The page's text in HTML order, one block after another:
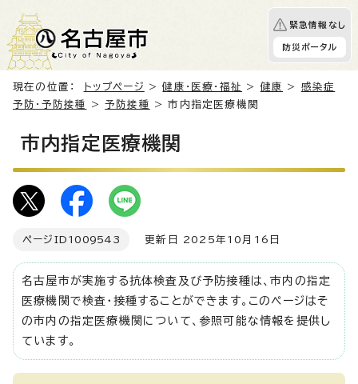
緊急情報なし
防災ポータル
現在の位置： トップページ >健康・医療・福祉 > 健康 > 感染症
予防・予防接種
>予防接種 > 市内指定医療機関
市内指定医療機関
ページID 1009543 更新日 2025年10月16日
名古屋市が実施する抗体検査及び予防接種は、市内の指定
医療機関で検査・接種することができます。このページはそ
の市内の指定医療機関について、参照可能な情報を提供し
ています。